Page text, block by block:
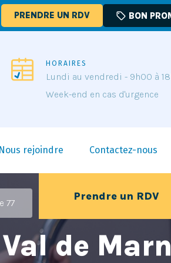
PRENDRE UN RDV sell BON
HORAIRES
Lundi au vendredi - 9h00 à
Week-end en cas d'urgence
Nous rejoindre Contactez-nous
Prendre un RDV
77
de